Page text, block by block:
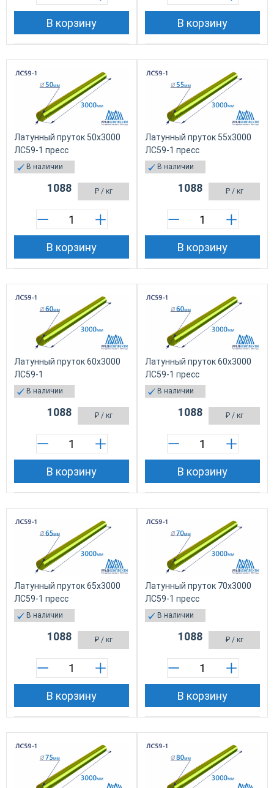
В корзину В корзину
Латунный пруток 50х3000
ЛС59-1 пресс
В наличии
₽ / кг
1088
В корзину
Латунный пруток 55х3000
ЛС59-1 пресс
В наличии
₽ / кг
1088
В корзину
Латунный пруток 60х3000
ЛС59-1
В наличии
₽ / кг
1088
В корзину
Латунный пруток 60х3000
ЛС59-1 пресс
В наличии
₽ / кг
1088
В корзину
Латунный пруток 65х3000
ЛС59-1 пресс
В наличии
₽ / кг
1088
В корзину
Латунный пруток 70х3000
ЛС59-1 пресс
В наличии
₽ / кг
1088
В корзину